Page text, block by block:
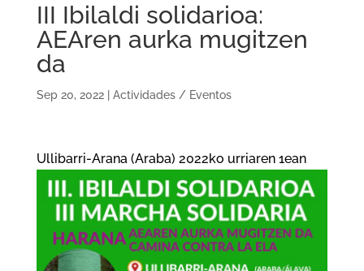
III Ibilaldi solidarioa:
AEAren aurka mugitzen
da
Sep 20, 2022| Actividades / Eventos
Ullibarri-Arana (Araba) 2022ko urriaren 1ean